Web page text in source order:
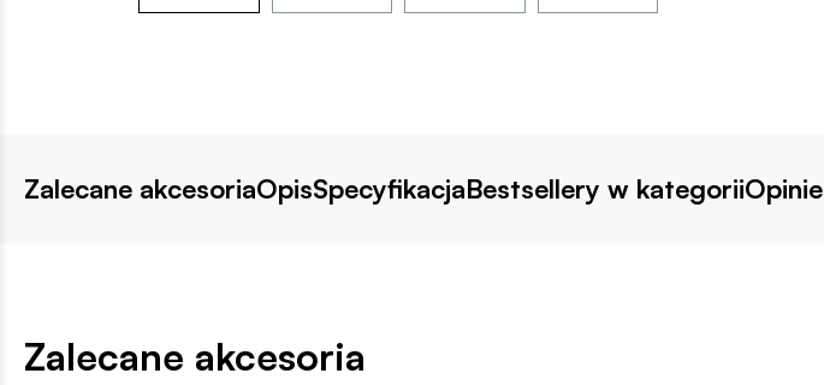
Zalecane akcesoriaOpisSpecyfikacjaBestsellery w kategoriiOpinie
Zalecane akcesoria